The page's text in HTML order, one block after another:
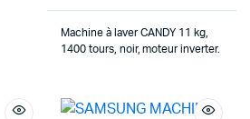
Machine à laver CANDY 11 kg,
1400 tours, noir, moteur inverter.